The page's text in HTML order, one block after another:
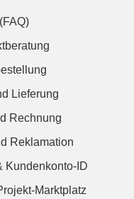
Lieferung
Rechnung
Reklamation
Kundenkonto-ID
Marktplatz